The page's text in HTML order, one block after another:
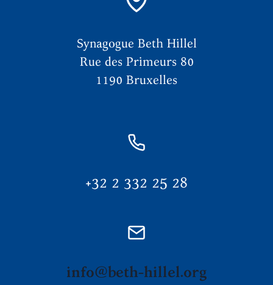
Synagogue Beth Hillel
Rue des Primeurs 80
1190 Bruxelles
+32 2 332 25 28
info@beth-hillel.org